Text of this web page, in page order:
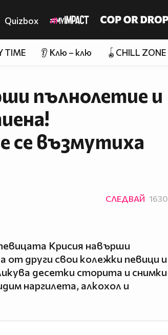
Quizbox
TIME 👂 Клю – клю 🪀CHILL ZONE
пълнолетие и
се възмутиха
СЛЕДВАЙ 1630
Крисия навърши
от други свои колежки певици и
десетки сторита и снимки
наргилета, алкохол и